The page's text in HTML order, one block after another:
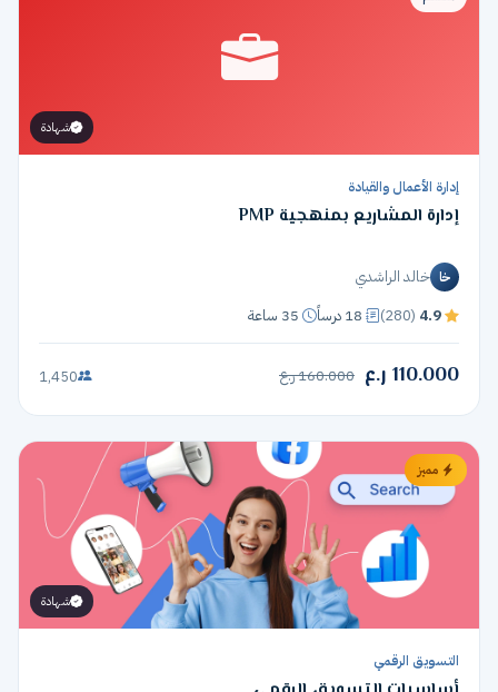
شهادة
إدارة الأعمال والقيادة
إدارة المشاريع بمنهجية PMP
خا
خالد الراشدي
4.9
(280) 18 درساً 35 ساعة
110.000 ر.ع 160.000 ر.ع 1,450
مميز
شهادة
التسويق الرقمي